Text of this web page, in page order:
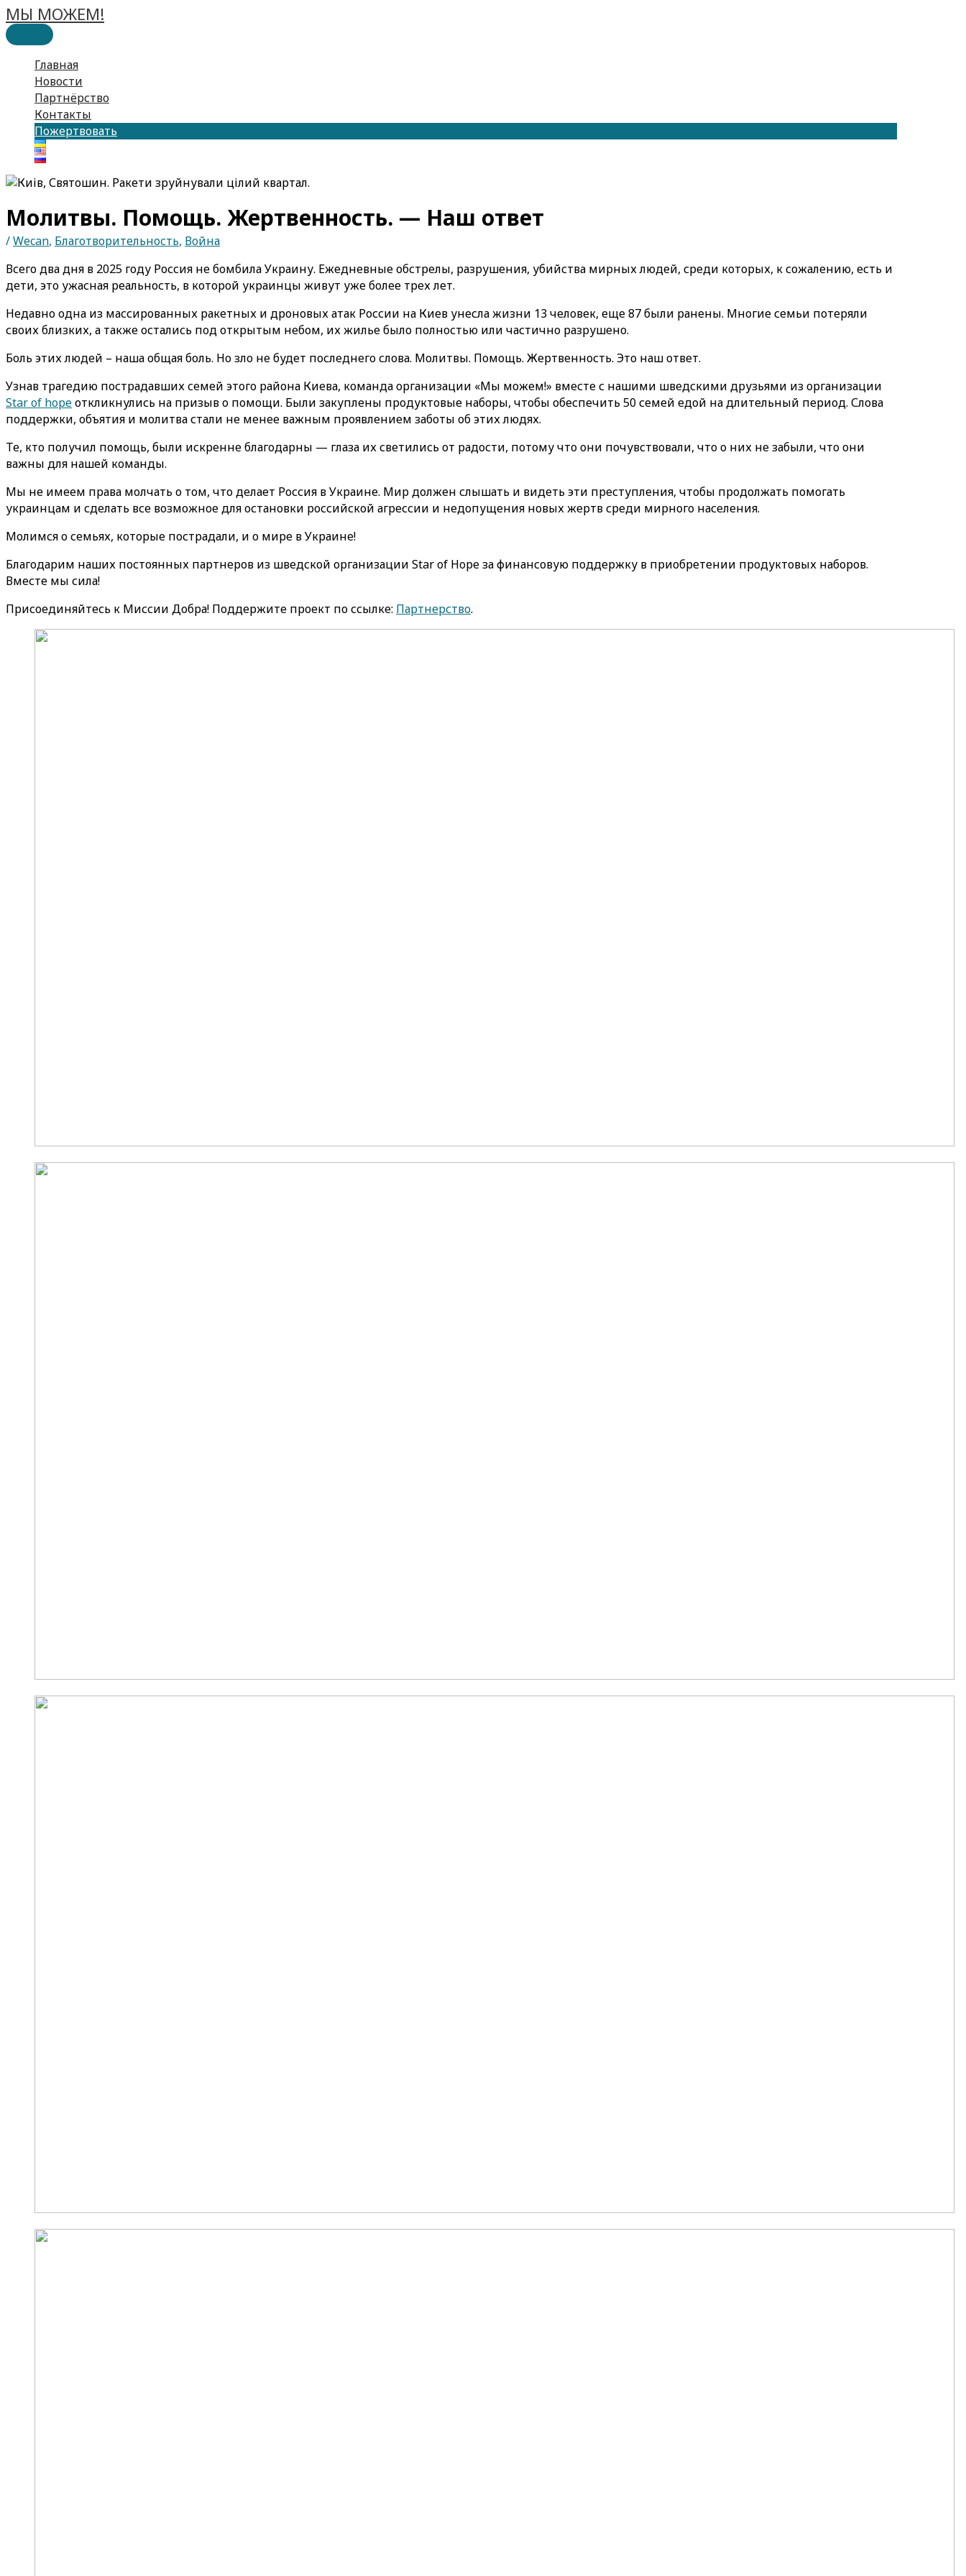
Перейти
к
содержимому
МЫ МОЖЕМ!
Главное
Главная
Новости
Партнёрство
Контакты
Пожертвовать
Молитвы. Помощь. Жертвенность. — Наш ответ
/Wecan, Благотворительность, Война
Всего два дня в 2025 году Россия не бомбила Украину. Ежедневные обстрелы, разрушения, убийства мирных людей, среди которых, к сожалению, есть и
дети, это ужасная реальность, в которой украинцы живут уже более трех лет.
Недавно одна из массированных ракетных и дроновых атак России на Киев унесла жизни 13 человек, еще 87 были ранены. Многие семьи потеряли
своих близких, а также остались под открытым небом, их жилье было полностью или частично разрушено.
Боль этих людей – наша общая боль. Но зло не будет последнего слова. Молитвы. Помощь. Жертвенность. Это наш ответ.
Узнав трагедию пострадавших семей этого района Киева, команда организации «Мы можем!» вместе с нашими шведскими друзьями из организации
Star of hopeоткликнулись на призыв о помощи. Были закуплены продуктовые наборы, чтобы обеспечить 50 семей едой на длительный период. Слова
поддержки, объятия и молитва стали не менее важным проявлением заботы об этих людях.
Те, кто получил помощь, были искренне благодарны — глаза их светились от радости, потому что они почувствовали, что о них не забыли, что они
важны для нашей команды.
Мы не имеем права молчать о том, что делает Россия в Украине. Мир должен слышать и видеть эти преступления, чтобы продолжать помогать
украинцам и сделать все возможное для остановки российской агрессии и недопущения новых жертв среди мирного населения.
Молимся о семьях, которые пострадали, и о мире в Украине!
Благодарим наших постоянных партнеров из шведской организации Star of Hope за финансовую поддержку в приобретении продуктовых наборов.
Вместе мы сила!
Присоединяйтесь к Миссии Добра! Поддержите проект по ссылке: Партнерство.